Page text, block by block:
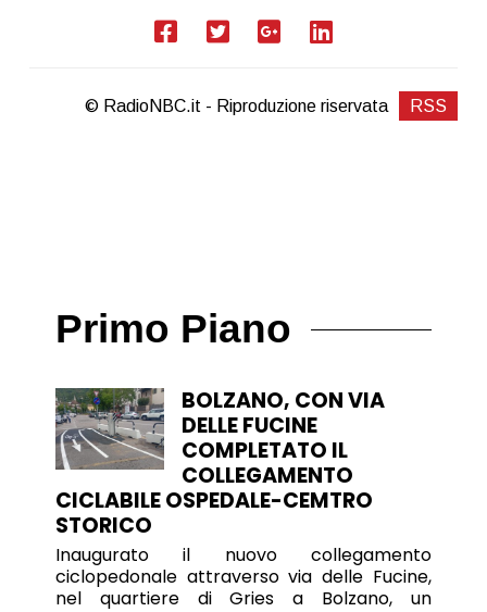
© RadioNBC.it - Riproduzione riservata RSS
Primo Piano
BOLZANO, CON VIA
DELLE FUCINE
COMPLETATO IL
COLLEGAMENTO
CICLABILE OSPEDALE-CEMTRO
STORICO
Inaugurato il nuovo collegamento
ciclopedonale attraverso via delle Fucine,
nel quartiere di Gries a Bolzano, un